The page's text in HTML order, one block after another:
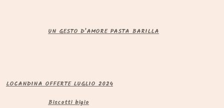
UN GESTO D’AMORE PASTA BARILLA
LOCANDINA OFFERTE LUGLIO 2024
Biscotti bigio